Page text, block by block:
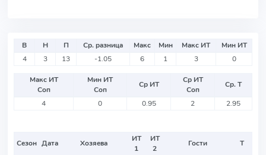
В Н П Ср. разница Макс Мин Макс ИТ
Мин ИТ
4
3 13 -1.05 6 1 3 0
Макс ИТ
Соп
Мин ИТ
Соп
Ср ИТ
Ср ИТ
Соп
Ср. Т
4
0 0.95 2 2.95
Сезон Дата Хозяева
ИТ
1
ИТ
2
Гости Т